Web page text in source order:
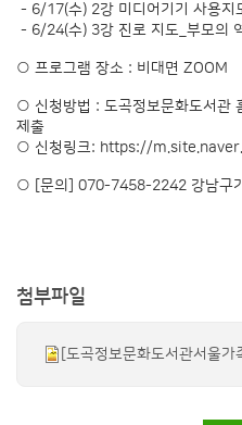
- 6/17(수) 2강 미디어기기 사용지
- 6/24(수) 3강 진로 지도_부모의
○ 프로그램 장소 : 비대면 ZOOM
○ 신청방법 : 도곡정보문화도서관
제출
○ 신청링크: https://
○ [문의] 070-7458-2242 강남구
첨부파일
[도곡정보문화도서관서울